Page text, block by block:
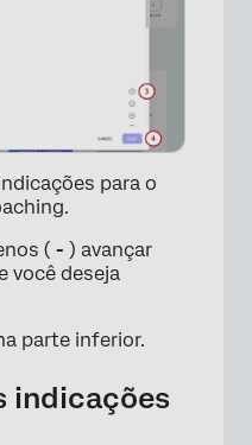
para o
( - ) avançar
você deseja
parte inferior.
indicações